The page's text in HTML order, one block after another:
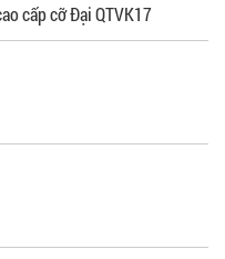
cấp cỡ Đại QTVK17